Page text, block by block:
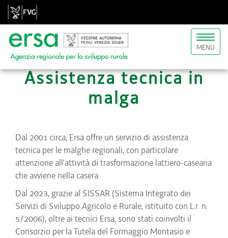
Toggle
MENU
Assistenza tecnica in
malga
Dal 2001 circa, Ersa offre un servizio di assistenza
tecnica per le malghe regionali, con particolare
attenzione all’attività di trasformazione lattiero-casearia
che avviene nella casera.
Dal 2023, grazie al SISSAR (Sistema Integrato dei
Servizi di Sviluppo Agricolo e Rurale, istituito con L.r. n.
5/2006), oltre ai tecnici Ersa, sono stati coinvolti il
Consorzio per la Tutela del Formaggio Montasio e